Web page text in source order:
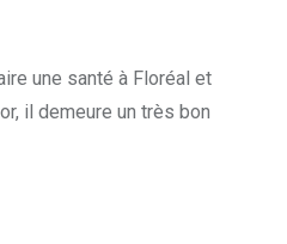
une santé à Floréal et
il demeure un très bon